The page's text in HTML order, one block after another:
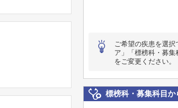
ご希望の疾患を選択
ア」「標榜科・募集
をご変更ください。
標榜科・募集科目か